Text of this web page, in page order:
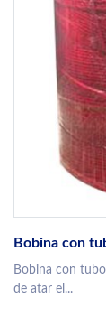
Bobina con
Bobina con
de atar el...